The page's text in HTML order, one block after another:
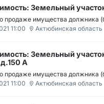
Земельный
продаже имущества должника
11:00
Актюбинская область
Земельный
А
продаже имущества должника
11:00
Актюбинская область